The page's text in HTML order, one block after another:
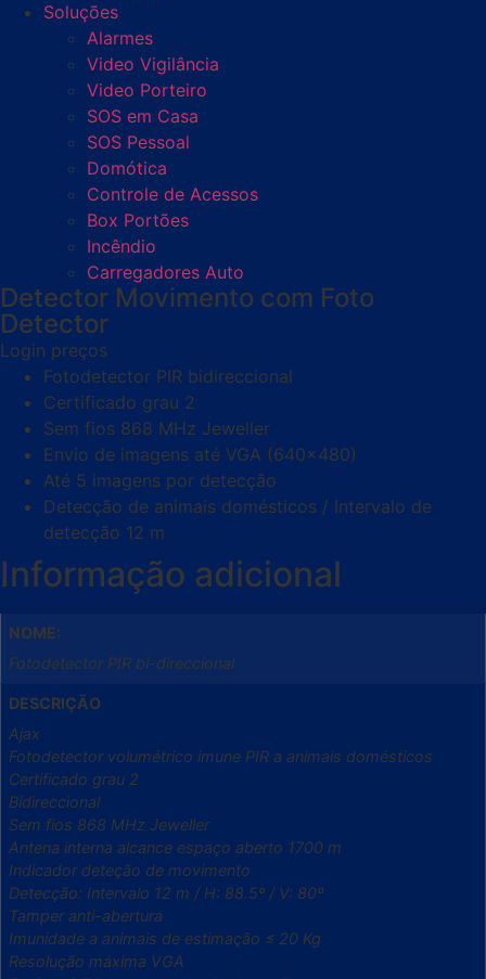
Soluções
Alarmes
Video Vigilância
Video Porteiro
SOS em Casa
SOS Pessoal
Domótica
Controle de Acessos
Box Portões
Incêndio
Carregadores Auto
Detector Movimento com Foto
Detector
Login preços
Fotodetector PIR bidireccional
Certificado grau 2
Sem fios 868 MHz Jeweller
Envio de imagens até VGA (640×480)
Até 5 imagens por detecção
Detecção de animais domésticos / Intervalo de
detecção 12 m
Informação adicional
NOME:
Fotodetector PIR bi-direccional
DESCRIÇÃO
Ajax
Fotodetector volumétrico imune PIR a animais domésticos
Certificado grau 2
Bidireccional
Sem fios 868 MHz Jeweller
Antena interna alcance espaço aberto 1700 m
Indicador deteção de movimento
Detecção: Intervalo 12 m / H: 88.5º / V: 80º
Tamper anti-abertura
Imunidade a animais de estimação ≤ 20 Kg
Resolução máxima VGA